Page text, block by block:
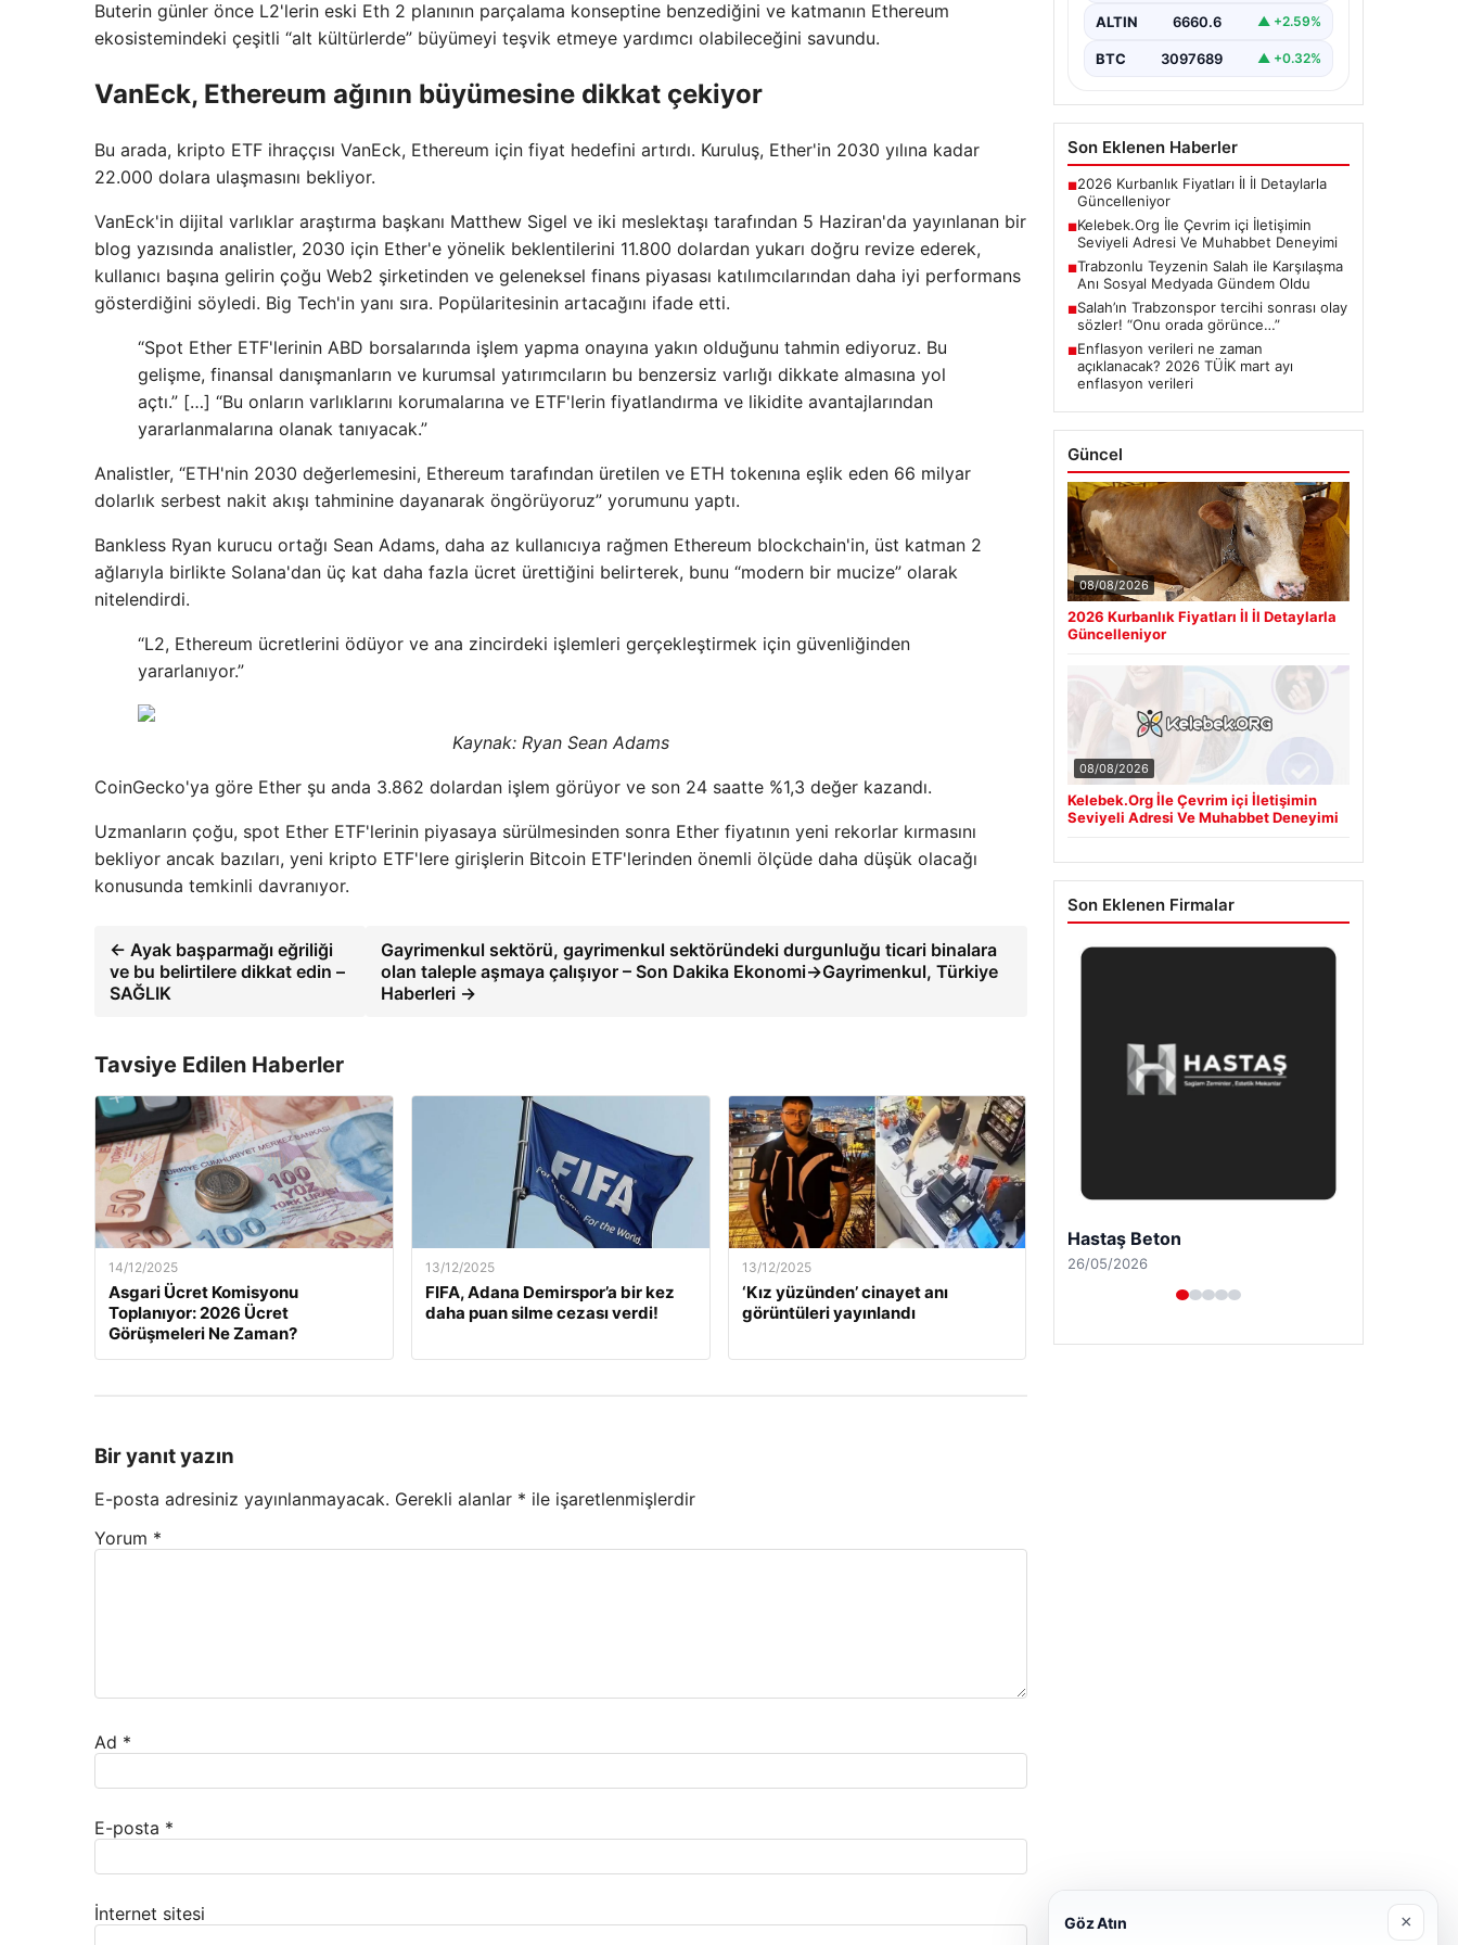
Buterin günler önce L2'lerin eski Eth 2 planının parçalama konseptine benzediğini ve katmanın Ethereum
ekosistemindeki çeşitli “alt kültürlerde” büyümeyi teşvik etmeye yardımcı olabileceğini savundu.
VanEck, Ethereum ağının büyümesine dikkat çekiyor
Bu arada, kripto ETF ihraççısı VanEck, Ethereum için fiyat hedefini artırdı. Kuruluş, Ether'in 2030 yılına kadar
22.000 dolara ulaşmasını bekliyor.
VanEck'in dijital varlıklar araştırma başkanı Matthew Sigel ve iki meslektaşı tarafından 5 Haziran'da yayınlanan bir
blog yazısında analistler, 2030 için Ether'e yönelik beklentilerini 11.800 dolardan yukarı doğru revize ederek,
kullanıcı başına gelirin çoğu Web2 şirketinden ve geleneksel finans piyasası katılımcılarından daha iyi performans
gösterdiğini söyledi. Big Tech'in yanı sıra. Popülaritesinin artacağını ifade etti.
“Spot Ether ETF'lerinin ABD borsalarında işlem yapma onayına yakın olduğunu tahmin ediyoruz. Bu
gelişme, finansal danışmanların ve kurumsal yatırımcıların bu benzersiz varlığı dikkate almasına yol
açtı.” […] “Bu onların varlıklarını korumalarına ve ETF'lerin fiyatlandırma ve likidite avantajlarından
yararlanmalarına olanak tanıyacak.”
Analistler, “ETH'nin 2030 değerlemesini, Ethereum tarafından üretilen ve ETH tokenına eşlik eden 66 milyar
dolarlık serbest nakit akışı tahminine dayanarak öngörüyoruz” yorumunu yaptı.
Bankless Ryan kurucu ortağı Sean Adams, daha az kullanıcıya rağmen Ethereum blockchain'in, üst katman 2
ağlarıyla birlikte Solana'dan üç kat daha fazla ücret ürettiğini belirterek, bunu “modern bir mucize” olarak
nitelendirdi.
“L2, Ethereum ücretlerini ödüyor ve ana zincirdeki işlemleri gerçekleştirmek için güvenliğinden
yararlanıyor.”
Kaynak: Ryan Sean Adams
CoinGecko'ya göre Ether şu anda 3.862 dolardan işlem görüyor ve son 24 saatte %1,3 değer kazandı.
Uzmanların çoğu, spot Ether ETF'lerinin piyasaya sürülmesinden sonra Ether fiyatının yeni rekorlar kırmasını
bekliyor ancak bazıları, yeni kripto ETF'lere girişlerin Bitcoin ETF'lerinden önemli ölçüde daha düşük olacağı
konusunda temkinli davranıyor.
← Ayak başparmağı eğriliği
ve bu belirtilere dikkat edin –
SAĞLIK
Gayrimenkul sektörü, gayrimenkul sektöründeki durgunluğu ticari binalara
olan taleple aşmaya çalışıyor – Son Dakika Ekonomi->Gayrimenkul, Türkiye
Haberleri →
Tavsiye Edilen Haberler
14/12/2025
Asgari Ücret Komisyonu
Toplanıyor: 2026 Ücret
Görüşmeleri Ne Zaman?
13/12/2025
FIFA, Adana Demirspor’a bir kez
daha puan silme cezası verdi!
13/12/2025
‘Kız yüzünden’ cinayet anı
görüntüleri yayınlandı
Bir yanıt yazın
E-posta adresiniz yayınlanmayacak. Gerekli alanlar * ile işaretlenmişlerdir
Yorum *
Ad *
E-posta *
İnternet sitesi
etmektedir. Halen…
ALTIN 6660.6 ▲ +2.59%
BTC 3097689 ▲ +0.32%
Son Eklenen Haberler
■2026 Kurbanlık Fiyatları İl İl Detaylarla
Güncelleniyor
■Kelebek.Org İle Çevrim içi İletişimin
Seviyeli Adresi Ve Muhabbet Deneyimi
■Trabzonlu Teyzenin Salah ile Karşılaşma
Anı Sosyal Medyada Gündem Oldu
■Salah’ın Trabzonspor tercihi sonrası olay
sözler! “Onu orada görünce…”
■Enflasyon verileri ne zaman
açıklanacak? 2026 TÜİK mart ayı
enflasyon verileri
Güncel
08/08/2026
2026 Kurbanlık Fiyatları İl İl Detaylarla
Güncelleniyor
08/08/2026
Kelebek.Org İle Çevrim içi İletişimin
Seviyeli Adresi Ve Muhabbet Deneyimi
Son Eklenen Firmalar
Enes Kaplan Avukatlık Bürosu
28/04/2026
Göz Atın ×